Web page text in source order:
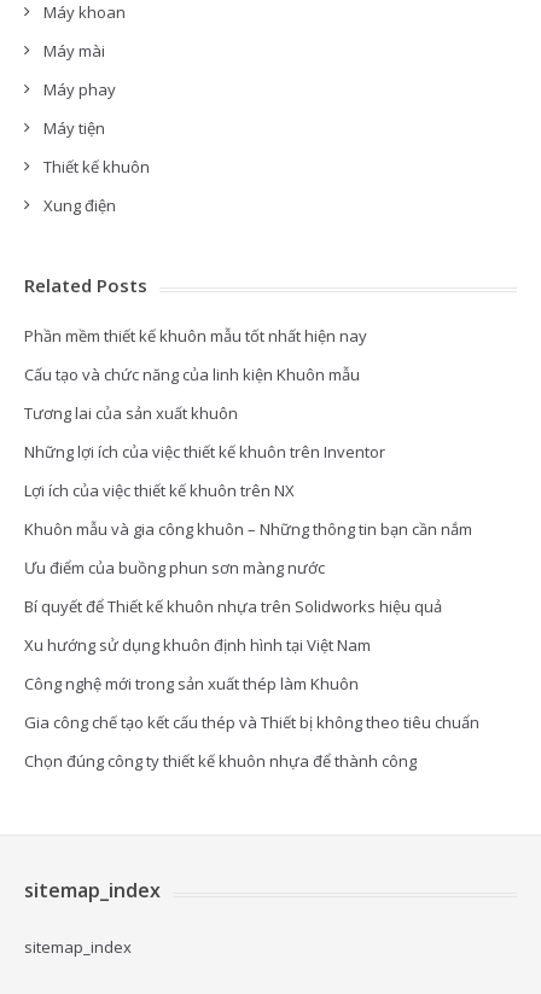
Máy khoan
Máy mài
Máy phay
Máy tiện
Thiết kế khuôn
Xung điện
Related Posts
Phần mềm thiết kế khuôn mẫu tốt nhất hiện nay
Cấu tạo và chức năng của linh kiện Khuôn mẫu
Tương lai của sản xuất khuôn
Những lợi ích của việc thiết kế khuôn trên Inventor
Lợi ích của việc thiết kế khuôn trên NX
Khuôn mẫu và gia công khuôn – Những thông tin bạn cần nắm
Ưu điểm của buồng phun sơn màng nước
Bí quyết để Thiết kế khuôn nhựa trên Solidworks hiệu quả
Xu hướng sử dụng khuôn định hình tại Việt Nam
Công nghệ mới trong sản xuất thép làm Khuôn
Gia công chế tạo kết cấu thép và Thiết bị không theo tiêu chuẩn
Chọn đúng công ty thiết kế khuôn nhựa để thành công
sitemap_index
sitemap_index